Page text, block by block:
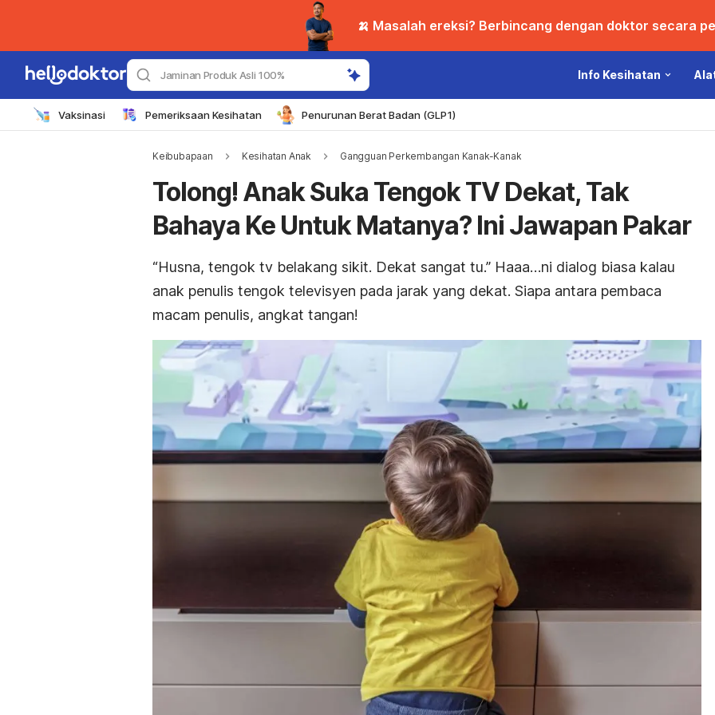
🍌 Masalah ereksi? Berbincang dengan doktor secara
Jaminan Produk Asli 100% Info Kesihatan
Vaksinasi Pemeriksaan Kesihatan Penurunan Berat Badan (GLP1)
Keibubapaan Kesihatan Anak Gangguan Perkembangan Kanak-Kanak
Tolong! Anak Suka Tengok TV Dekat, Tak
Bahaya Ke Untuk Matanya? Ini Jawapan Pakar
“Husna, tengok tv belakang sikit. Dekat sangat tu.” Haaa…ni dialog biasa kalau
anak penulis tengok televisyen pada jarak yang dekat. Siapa antara pembaca
macam penulis, angkat tangan!